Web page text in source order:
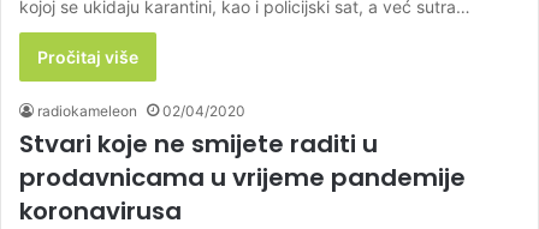
kojoj se ukidaju karantini, kao i policijski sat, a već sutra…
Pročitaj više
radiokameleon 02/04/2020
Stvari koje ne smijete raditi u
prodavnicama u vrijeme pandemije
koronavirusa